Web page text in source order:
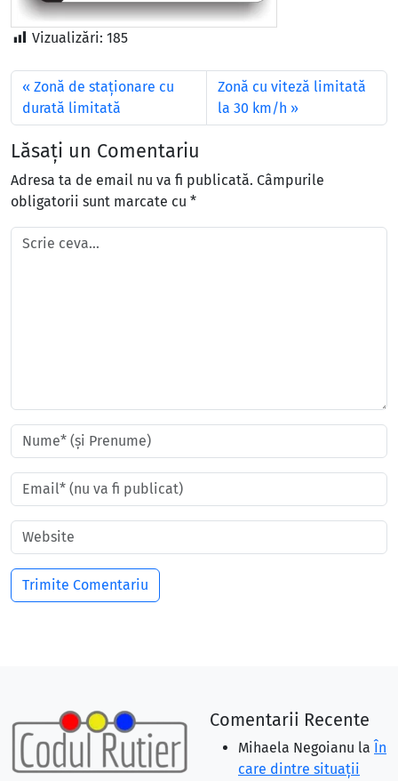
Vizualizări: 185
Zonă de staționare cu
durată limitată
Zonă cu viteză limitată
la 30 km/h
Lăsați un Comentariu
Adresa ta de email nu va fi publicată. Câmpurile
obligatorii sunt marcate cu *
Comentarii Recente
Mihaela Negoianu la În
care dintre situaţii